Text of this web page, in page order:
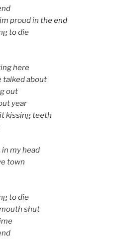
proud in the end
to die
here
talked about
out
year
kissing teeth
my head
town
to die
shut